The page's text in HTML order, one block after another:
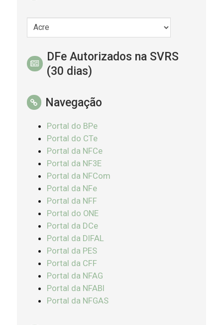
DFe Autorizados na SVRS
(30 dias)
Navegação
Portal do BPe
Portal do CTe
Portal da NFCe
Portal da NF3E
Portal da NFCom
Portal da NFe
Portal da NFF
Portal do ONE
Portal da DCe
Portal da DIFAL
Portal da PES
Portal da CFF
Portal da NFAG
Portal da NFABI
Portal da NFGAS